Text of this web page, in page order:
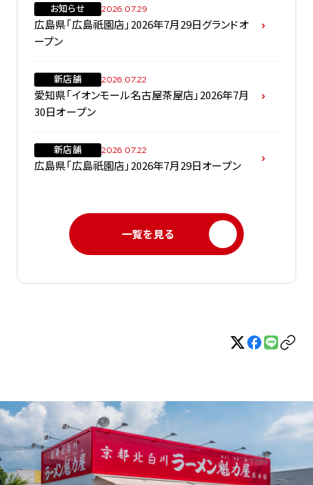
お知らせ 2026.07.29
広島県「広島祇園店」2026年7月29日グランドオ
ープン
新店舗 2026.07.22
愛知県「イオンモール名古屋茶屋店」2026年7月
30日オープン
新店舗 2026.07.22
広島県「広島祇園店」2026年7月29日オープン
一覧を見る